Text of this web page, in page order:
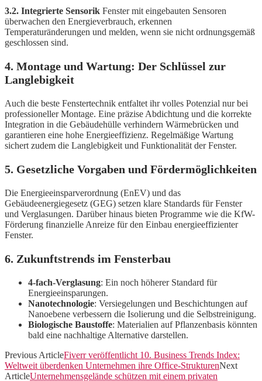
3.2. Integrierte Sensorik Fenster mit eingebauten Sensoren
überwachen den Energieverbrauch, erkennen
Temperaturänderungen und melden, wenn sie nicht ordnungsgemäß
geschlossen sind.
4. Montage und Wartung: Der Schlüssel zur
Langlebigkeit
Auch die beste Fenstertechnik entfaltet ihr volles Potenzial nur bei
professioneller Montage. Eine präzise Abdichtung und die korrekte
Integration in die Gebäudehülle verhindern Wärmebrücken und
garantieren eine hohe Energieeffizienz. Regelmäßige Wartung
sichert zudem die Langlebigkeit und Funktionalität der Fenster.
5. Gesetzliche Vorgaben und Fördermöglichkeiten
Die Energieeinsparverordnung (EnEV) und das
Gebäudeenergiegesetz (GEG) setzen klare Standards für Fenster
und Verglasungen. Darüber hinaus bieten Programme wie die KfW-
Förderung finanzielle Anreize für den Einbau energieeffizienter
Fenster.
6. Zukunftstrends im Fensterbau
4-fach-Verglasung: Ein noch höherer Standard für
Energieeinsparungen.
Nanotechnologie: Versiegelungen und Beschichtungen auf
Nanoebene verbessern die Isolierung und die Selbstreinigung.
Biologische Baustoffe: Materialien auf Pflanzenbasis könnten
bald eine nachhaltige Alternative darstellen.
Previous ArticleFiverr veröffentlicht 10. Business Trends Index:
Weltweit überdenken Unternehmen ihre Office-StrukturenNext
ArticleUnternehmensgelände schützen mit einem privaten